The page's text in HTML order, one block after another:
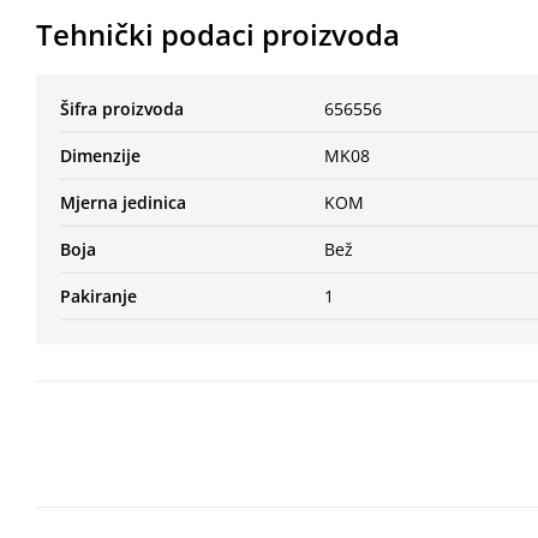
Tehnički podaci proizvoda
Šifra proizvoda 656556
Dimenzije MK08
Mjerna jedinica KOM
Boja Bež
Pakiranje 1